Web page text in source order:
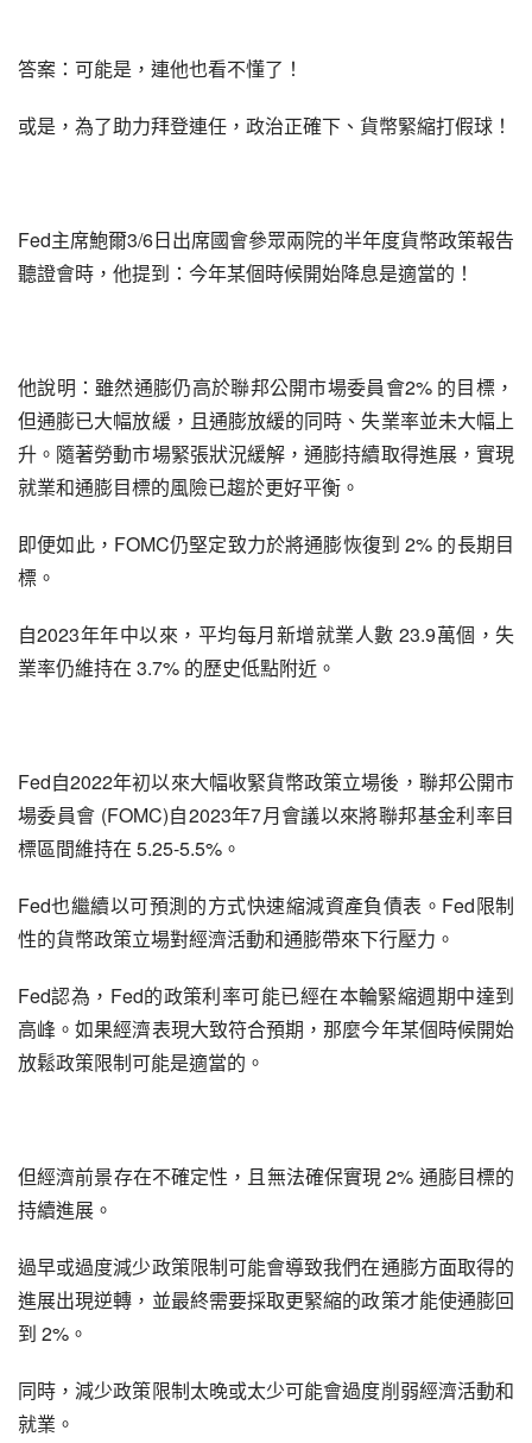
答案：可能是，連他也看不懂了！
或是，為了助力拜登連任，政治正確下、貨幣緊縮打假球！
Fed主席鮑爾3/6日出席國會參眾兩院的半年度貨幣政策報告
聽證會時，他提到：今年某個時候開始降息是適當的！
他說明：雖然通膨仍高於聯邦公開市場委員會2% 的目標，
但通膨已大幅放緩，且通膨放緩的同時、失業率並未大幅上
升。隨著勞動市場緊張狀況緩解，通膨持續取得進展，實現
就業和通膨目標的風險已趨於更好平衡。
即便如此，FOMC仍堅定致力於將通膨恢復到 2% 的長期目
標。
自2023年年中以來，平均每月新增就業人數 23.9萬個，失
業率仍維持在 3.7% 的歷史低點附近。
Fed自2022年初以來大幅收緊貨幣政策立場後，聯邦公開市
場委員會 (FOMC)自2023年7月會議以來將聯邦基金利率目
標區間維持在 5.25-5.5%。
Fed也繼續以可預測的方式快速縮減資產負債表。Fed限制
性的貨幣政策立場對經濟活動和通膨帶來下行壓力。
Fed認為，Fed的政策利率可能已經在本輪緊縮週期中達到
高峰。如果經濟表現大致符合預期，那麼今年某個時候開始
放鬆政策限制可能是適當的。
但經濟前景存在不確定性，且無法確保實現 2% 通膨目標的
持續進展。
過早或過度減少政策限制可能會導致我們在通膨方面取得的
進展出現逆轉，並最終需要採取更緊縮的政策才能使通膨回
到 2%。
同時，減少政策限制太晚或太少可能會過度削弱經濟活動和
就業。